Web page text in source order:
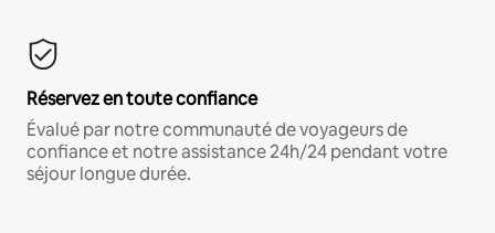
Réservez en toute confiance
Évalué par notre communauté de voyageurs de
confiance et notre assistance 24h/24 pendant votre
séjour longue durée.